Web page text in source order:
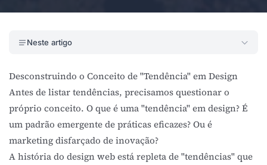
Neste artigo
Desconstruindo o Conceito de "Tendência" em Design
Antes de listar tendências, precisamos questionar o
próprio conceito. O que é uma "tendência" em design? É
um padrão emergente de práticas eficazes? Ou é
marketing disfarçado de inovação?
A história do design web está repleta de "tendências" que